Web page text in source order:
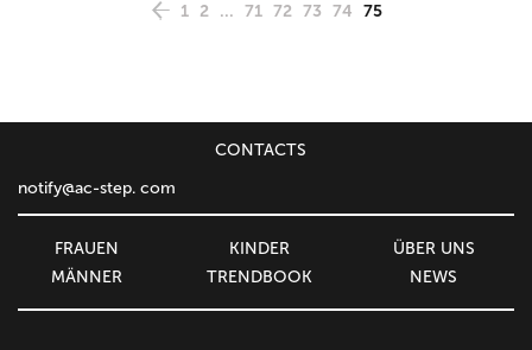
1 2 ... 71 72 73 74 75
FRAUEN
MÄNNER
KINDER
ÜBER UNS
TRENDBOOK
NEWS
CONTACTS
notify@ac-step. com